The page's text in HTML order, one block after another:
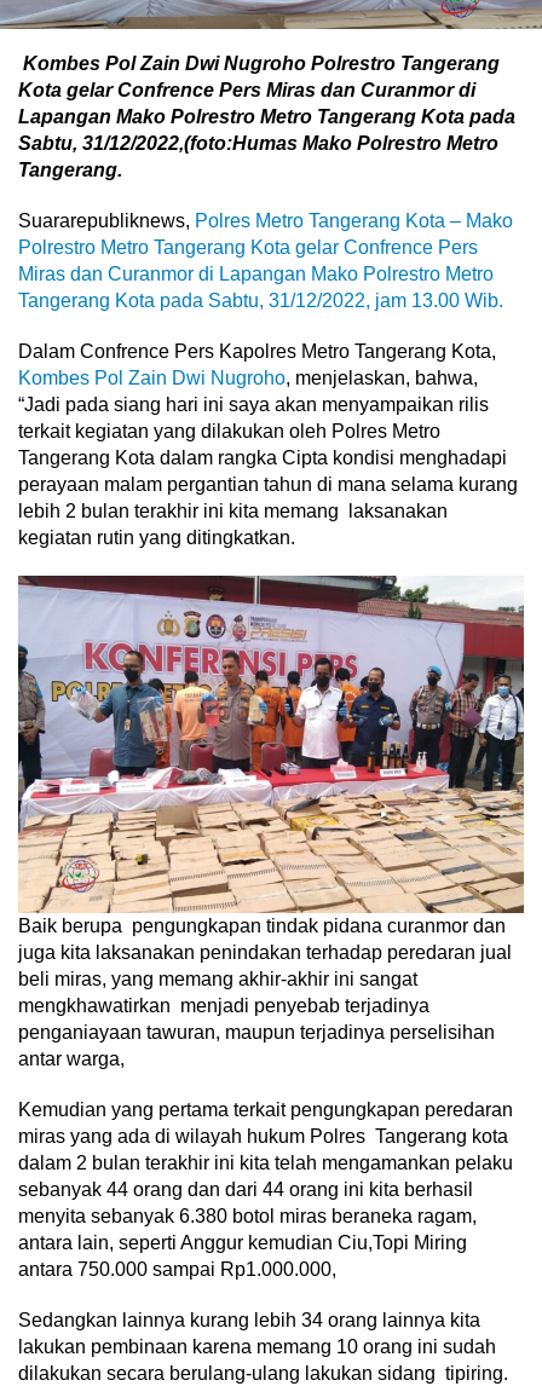
Kombes Pol Zain Dwi Nugroho Polrestro Tangerang
Kota gelar Confrence Pers Miras dan Curanmor di
Lapangan Mako Polrestro Metro Tangerang Kota pada
Sabtu, 31/12/2022,(foto:Humas Mako Polrestro Metro
Tangerang.
Suararepubliknews, Polres Metro Tangerang Kota – Mako
Polrestro Metro Tangerang Kota gelar Confrence Pers
Miras dan Curanmor di Lapangan Mako Polrestro Metro
Tangerang Kota pada Sabtu, 31/12/2022, jam 13.00 Wib.
Dalam Confrence Pers Kapolres Metro Tangerang Kota,
Kombes Pol Zain Dwi Nugroho, menjelaskan, bahwa,
“Jadi pada siang hari ini saya akan menyampaikan rilis
terkait kegiatan yang dilakukan oleh Polres Metro
Tangerang Kota dalam rangka Cipta kondisi menghadapi
perayaan malam pergantian tahun di mana selama kurang
lebih 2 bulan terakhir ini kita memang laksanakan
kegiatan rutin yang ditingkatkan.
Baik berupa pengungkapan tindak pidana curanmor dan
juga kita laksanakan penindakan terhadap peredaran jual
beli miras, yang memang akhir-akhir ini sangat
mengkhawatirkan menjadi penyebab terjadinya
penganiayaan tawuran, maupun terjadinya perselisihan
antar warga,
Kemudian yang pertama terkait pengungkapan peredaran
miras yang ada di wilayah hukum Polres Tangerang kota
dalam 2 bulan terakhir ini kita telah mengamankan pelaku
sebanyak 44 orang dan dari 44 orang ini kita berhasil
menyita sebanyak 6.380 botol miras beraneka ragam,
antara lain, seperti Anggur kemudian Ciu,Topi Miring
antara 750.000 sampai Rp1.000.000,
Sedangkan lainnya kurang lebih 34 orang lainnya kita
lakukan pembinaan karena memang 10 orang ini sudah
dilakukan secara berulang-ulang lakukan sidang tipiring.